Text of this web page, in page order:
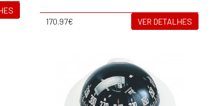
170.97€ VER DETALHES